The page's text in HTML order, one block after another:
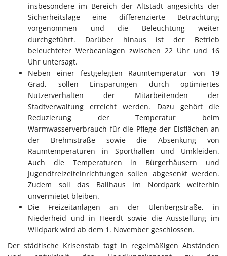
insbesondere im Bereich der Altstadt angesichts der
Sicherheitslage eine differenzierte Betrachtung
vorgenommen und die Beleuchtung weiter
durchgeführt. Darüber hinaus ist der Betrieb
beleuchteter Werbeanlagen zwischen 22 Uhr und 16
Uhr untersagt.
Neben einer festgelegten Raumtemperatur von 19
Grad, sollen Einsparungen durch optimiertes
Nutzerverhalten der Mitarbeitenden der
Stadtverwaltung erreicht werden. Dazu gehört die
Reduzierung der Temperatur beim
Warmwasserverbrauch für die Pflege der Eisflächen an
der Brehmstraße sowie die Absenkung von
Raumtemperaturen in Sporthallen und Umkleiden.
Auch die Temperaturen in Bürgerhäusern und
Jugendfreizeiteinrichtungen sollen abgesenkt werden.
Zudem soll das Ballhaus im Nordpark weiterhin
unvermietet bleiben.
Die Freizeitanlagen an der Ulenbergstraße, in
Niederheid und in Heerdt sowie die Ausstellung im
Wildpark wird ab dem 1. November geschlossen.
Der städtische Krisenstab tagt in regelmäßigen Abständen